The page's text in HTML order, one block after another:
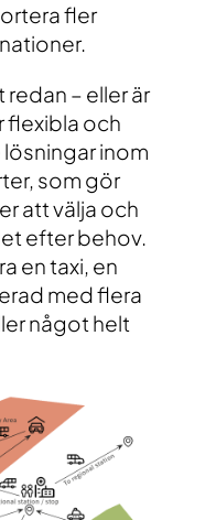
fler
redan – eller är
flexibla och
inom
som gör
att välja och
efter behov.
en taxi, en
med flera
något helt